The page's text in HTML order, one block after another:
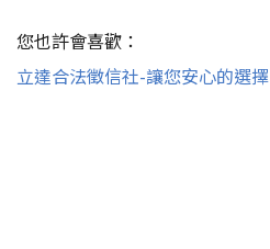
您也許會喜歡：
立達合法徵信社-讓您安心的選擇